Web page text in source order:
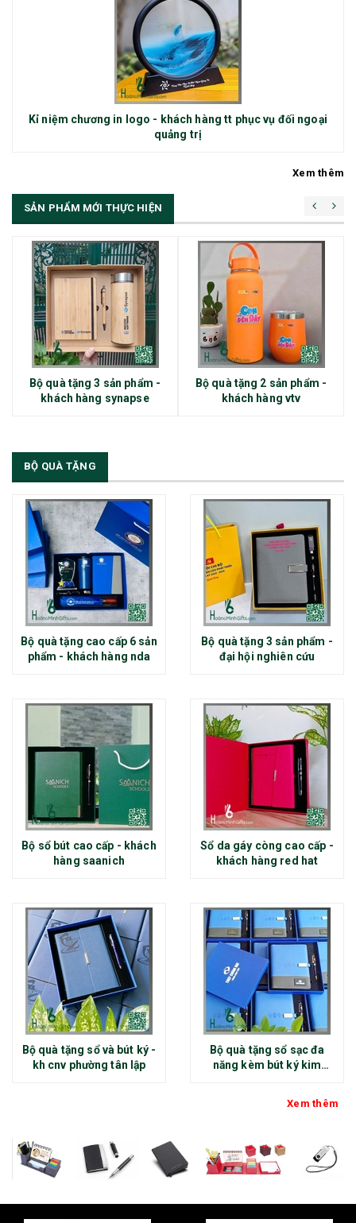
Kỉ niệm chương in logo - khách hàng tt phục vụ đối ngoại
quảng trị
Xem thêm
SẢN PHẨM MỚI THỰC HIỆN
Bộ quà tặng 3 sản phẩm -
khách hàng synapse
Bộ quà tặng 2 sản phẩm -
khách hàng vtv
BỘ QUÀ TẶNG
Bộ quà tặng cao cấp 6 sản
phẩm - khách hàng nda
Bộ quà tặng 3 sản phẩm -
đại hội nghiên cứu
Bộ sổ bút cao cấp - khách
hàng saanich
Sổ da gáy còng cao cấp -
khách hàng red hat
Bộ quà tặng sổ và bút ký -
kh cnv phường tân lập
Bộ quà tặng sổ sạc đa
năng kèm bút ký kim
Xem thêm